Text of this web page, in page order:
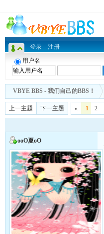
登录 注册
用户名
VBYE BBS - 我们自己的BBS！
上一主题 下一主题 « 1 2
oοΟ夏oО